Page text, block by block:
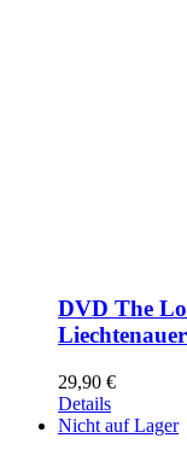
DVD The
29,90 €
Details
Nicht auf Lager